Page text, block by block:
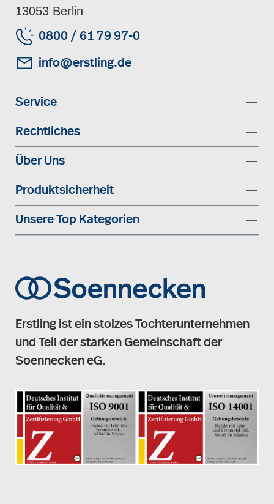
13053 Berlin
0800 / 61 79 97-0
info@erstling.de
Service
Rechtliches
Über Uns
Produktsicherheit
Unsere Top Kategorien
Erstling ist ein stolzes Tochterunternehmen
und Teil der starken Gemeinschaft der
Soennecken eG.